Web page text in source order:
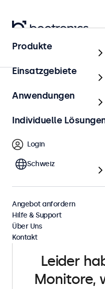
Monitore
7 Zoll Monitore
7-Zoll-Monitore, entwickelt
professionellen Einsatz.
verschiedene
Montageoptionen,
Anwendung und
Filtern (0)
7 Zoll Monitore
Leider
Monitore,
Produkte
Einsatzgebiete
Anwendungen
Individuelle
Login
Schweiz
Angebot anfordern
Hilfe & Support
Über Uns
Kontakt